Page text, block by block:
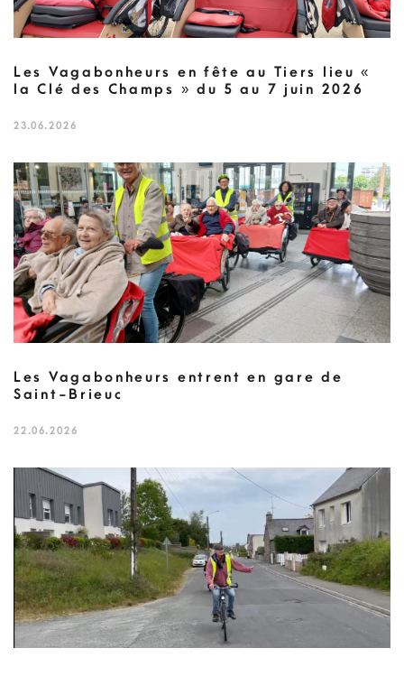
Les Vagabonheurs en fête au Tiers lieu «
la Clé des Champs » du 5 au 7 juin 2026
23.06.2026
Les Vagabonheurs entrent en gare de
Saint-Brieuc
22.06.2026